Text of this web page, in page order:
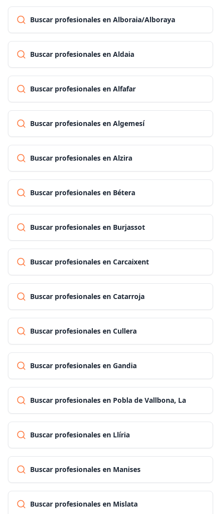
Buscar profesionales en Alboraia/Alboraya
Buscar profesionales en Aldaia
Buscar profesionales en Alfafar
Buscar profesionales en Algemesí
Buscar profesionales en Alzira
Buscar profesionales en Bétera
Buscar profesionales en Burjassot
Buscar profesionales en Carcaixent
Buscar profesionales en Catarroja
Buscar profesionales en Cullera
Buscar profesionales en Gandia
Buscar profesionales en Pobla de Vallbona, La
Buscar profesionales en Llíria
Buscar profesionales en Manises
Buscar profesionales en Mislata